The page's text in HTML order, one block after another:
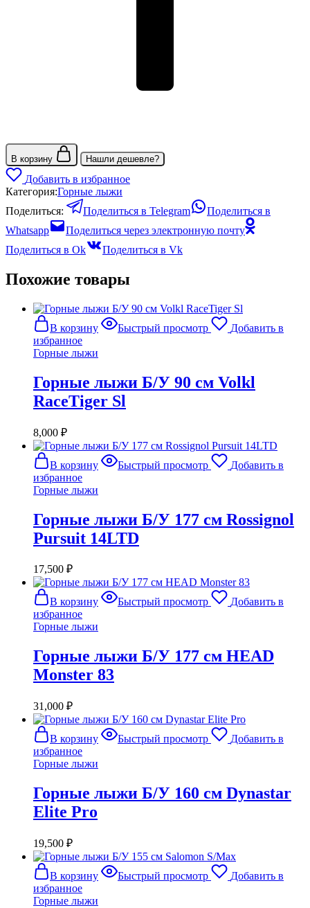
В корзину Нашли дешевле?
Добавить в избранное
Категория:Горные лыжи
Поделиться:
Поделиться в Telegram
Поделиться в
Whatsapp
Поделиться через электронную почту
Поделиться в Ok
Поделиться в Vk
Похожие товары
В корзину Быстрый просмотр
Добавить в
избранное
Горные лыжи
Горные лыжи Б/У 90 см Volkl
RaceTiger Sl
8,000 ₽
В корзину Быстрый просмотр
Добавить в
избранное
Горные лыжи
Горные лыжи Б/У 177 см Rossignol
Pursuit 14LTD
17,500 ₽
В корзину Быстрый просмотр
Добавить в
избранное
Горные лыжи
Горные лыжи Б/У 177 см HEAD
Monster 83
31,000 ₽
В корзину Быстрый просмотр
Добавить в
избранное
Горные лыжи
Горные лыжи Б/У 160 см Dynastar
Elite Pro
19,500 ₽
В корзину Быстрый просмотр
Добавить в
избранное
Горные лыжи